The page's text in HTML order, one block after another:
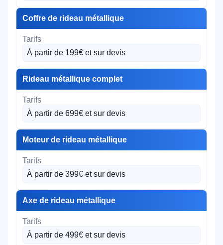
Coffre de rideau métallique
À partir de 199€ et sur devis
Rideau métallique complet
À partir de 699€ et sur devis
Moteur de rideau métallique
À partir de 399€ et sur devis
Axe de rideau métallique
À partir de 499€ et sur devis